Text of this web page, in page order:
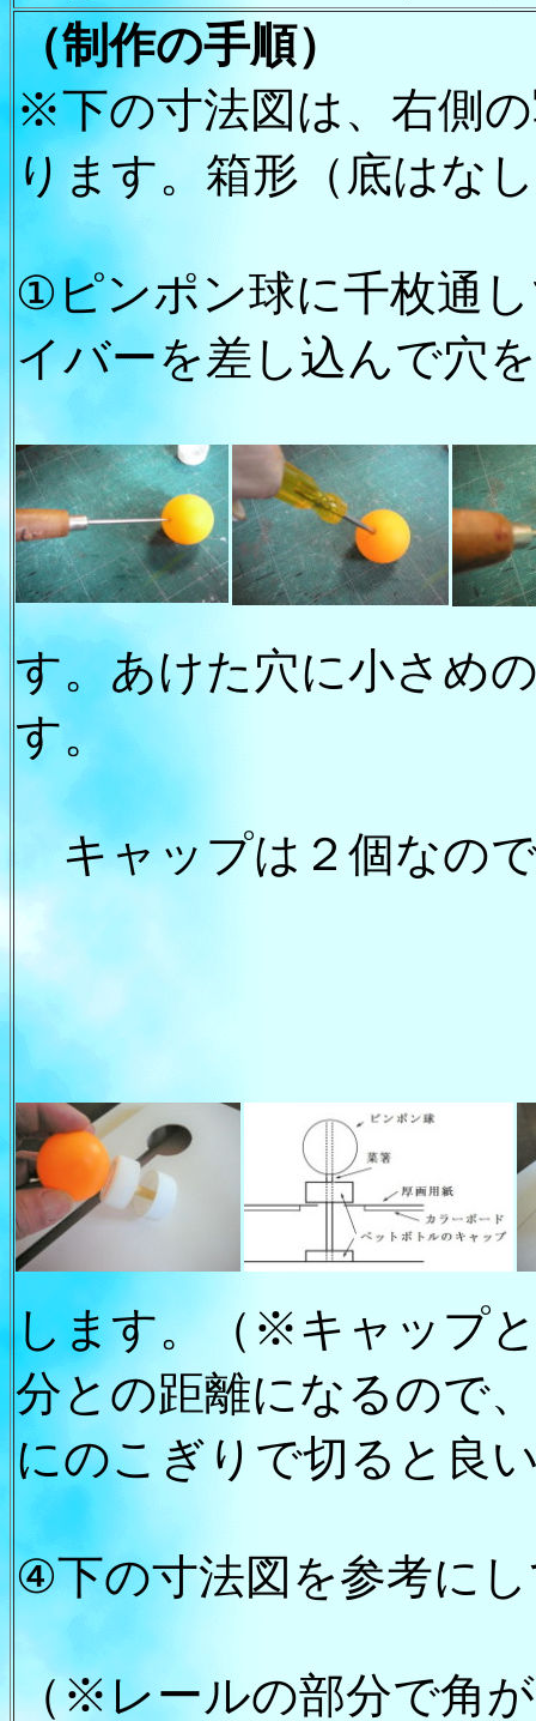
（制作の手順）
※下の寸法図は、右側
ります。箱形（底はな
① ピンポン球に千枚通
イバーを差し込んで穴
す。あけた穴に小さめ
す。
キャップは２個なの
します。（※キャップ
分との距離になるので
にのこぎりで切ると良
④下の寸法図を参考に
（※レールの部分で角